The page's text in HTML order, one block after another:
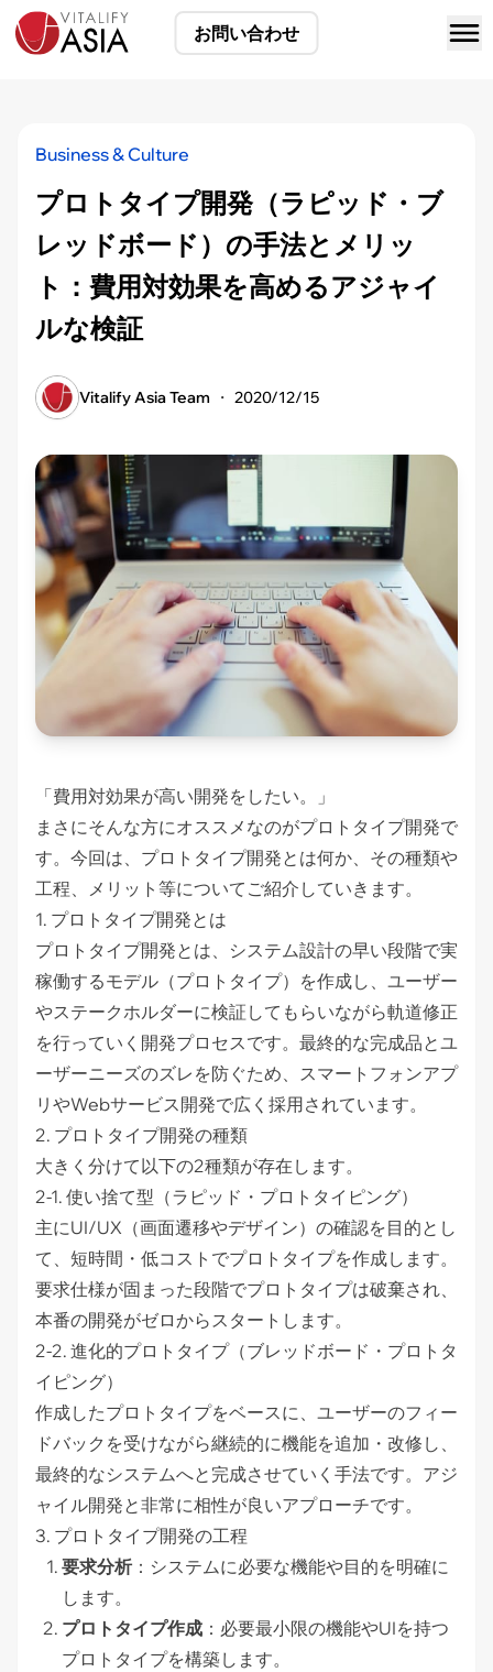
お問い合わせ
Business & Culture
プロトタイプ開発（ラピッド・ブ
レッドボード）の手法とメリッ
ト：費用対効果を高めるアジャイ
ルな検証
Vitalify Asia Team ・ 2020/12/15
「費用対効果が高い開発をしたい。」
まさにそんな方にオススメなのがプロトタイプ開発で
す。今回は、プロトタイプ開発とは何か、その種類や
工程、メリット等についてご紹介していきます。
1. プロトタイプ開発とは
プロトタイプ開発とは、システム設計の早い段階で実
稼働するモデル（プロトタイプ）を作成し、ユーザー
やステークホルダーに検証してもらいながら軌道修正
を行っていく開発プロセスです。最終的な完成品とユ
ーザーニーズのズレを防ぐため、スマートフォンアプ
リやWebサービス開発で広く採用されています。
2. プロトタイプ開発の種類
大きく分けて以下の2種類が存在します。
2-1. 使い捨て型（ラピッド・プロトタイピング）
主にUI/UX（画面遷移やデザイン）の確認を目的とし
て、短時間・低コストでプロトタイプを作成します。
要求仕様が固まった段階でプロトタイプは破棄され、
本番の開発がゼロからスタートします。
2-2. 進化的プロトタイプ（ブレッドボード・プロトタ
イピング）
作成したプロトタイプをベースに、ユーザーのフィー
ドバックを受けながら継続的に機能を追加・改修し、
最終的なシステムへと完成させていく手法です。アジ
ャイル開発と非常に相性が良いアプローチです。
3. プロトタイプ開発の工程
要求分析：システムに必要な機能や目的を明確に
します。
プロトタイプ作成 ：必要最小限の機能やUIを持つ
プロトタイプを構築します。